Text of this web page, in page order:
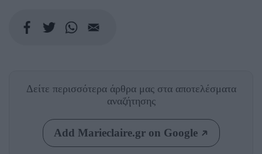
Δείτε περισσότερα άρθρα μας στα αποτελέσματα
αναζήτησης
Add Marieclaire.gr on Google